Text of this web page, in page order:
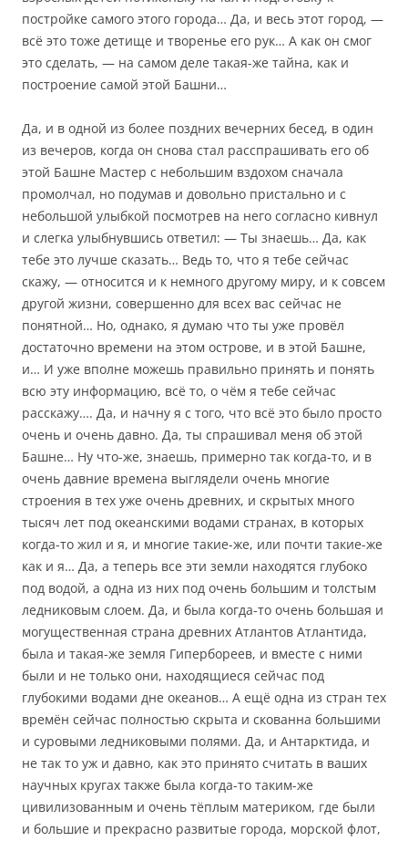
постройке самого этого города… Да, и весь этот город, —
всё это тоже детище и творенье его рук… А как он смог
это сделать, — на самом деле такая-же тайна, как и
построение самой этой Башни…
Да, и в одной из более поздних вечерних бесед, в один
из вечеров, когда он снова стал расспрашивать его об
этой Башне Мастер с небольшим вздохом сначала
промолчал, но подумав и довольно пристально и с
небольшой улыбкой посмотрев на него согласно кивнул
и слегка улыбнувшись ответил: — Ты знаешь… Да, как
тебе это лучше сказать… Ведь то, что я тебе сейчас
скажу, — относится и к немного другому миру, и к совсем
другой жизни, совершенно для всех вас сейчас не
понятной… Но, однако, я думаю что ты уже провёл
достаточно времени на этом острове, и в этой Башне,
и… И уже вполне можешь правильно принять и понять
всю эту информацию, всё то, о чём я тебе сейчас
расскажу…. Да, и начну я с того, что всё это было просто
очень и очень давно. Да, ты спрашивал меня об этой
Башне… Ну что-же, знаешь, примерно так когда-то, и в
очень давние времена выглядели очень многие
строения в тех уже очень древних, и скрытых много
тысяч лет под океанскими водами странах, в которых
когда-то жил и я, и многие такие-же, или почти такие-же
как и я… Да, а теперь все эти земли находятся глубоко
под водой, а одна из них под очень большим и толстым
ледниковым слоем. Да, и была когда-то очень большая и
могущественная страна древних Атлантов Атлантида,
была и такая-же земля Гипербореев, и вместе с ними
были и не только они, находящиеся сейчас под
глубокими водами дне океанов… А ещё одна из стран тех
времён сейчас полностью скрыта и скованна большими
и суровыми ледниковыми полями. Да, и Антарктида, и
не так то уж и давно, как это принято считать в ваших
научных кругах также была когда-то таким-же
цивилизованным и очень тёплым материком, где были
и большие и прекрасно развитые города, морской флот,